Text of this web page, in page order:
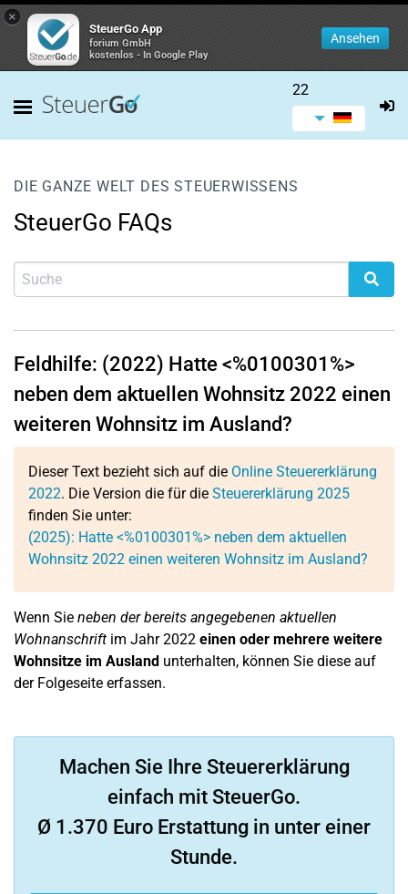
×
SteuerGo App
forium GmbH
kostenlos - In Google Play
Ansehen
22
DIE GANZE WELT DES STEUERWISSENS
SteuerGo FAQs
Feldhilfe: (2022) Hatte <%0100301%>
neben dem aktuellen Wohnsitz 2022 einen
weiteren Wohnsitz im Ausland?
Dieser Text bezieht sich auf die Online Steuererklärung
2022. Die Version die für die Steuererklärung 2025
finden Sie unter:
(2025): Hatte <%0100301%> neben dem aktuellen
Wohnsitz 2022 einen weiteren Wohnsitz im Ausland?
Wenn Sie neben der bereits angegebenen aktuellen
Wohnanschrift im Jahr 2022 einen oder mehrere weitere
Wohnsitze im Ausland unterhalten, können Sie diese auf
der Folgeseite erfassen.
Machen Sie Ihre Steuererklärung
einfach mit SteuerGo.
Ø 1.370 Euro Erstattung in unter einer
Stunde.